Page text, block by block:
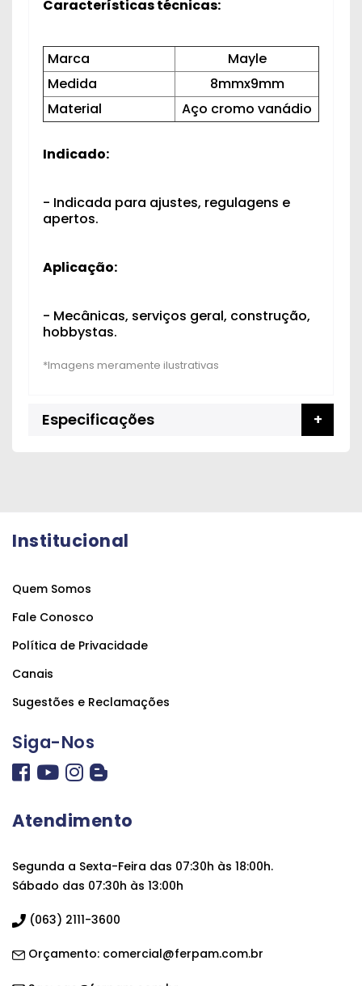
Características técnicas:
Marca
Mayle
Medida
8mmx9mm
Material
Aço cromo vanádio
Indicado:
- Indicada para ajustes, regulagens e
apertos.
Aplicação:
- Mecânicas, serviços geral, construção,
hobbystas.
Especificações
Institucional
Quem Somos
Fale Conosco
Política de Privacidade
Canais
Sugestões e Reclamações
Siga-Nos
Atendimento
Segunda a Sexta-Feira das 07:30h às 18:00h.
Sábado das 07:30h às 13:00h
(063) 2111-3600
Orçamento: comercial@ferpam.com.br